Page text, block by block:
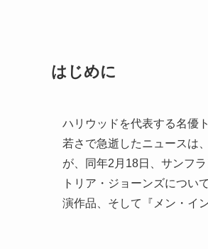
はじめに
ハリウッドを代表する名優
若さで急逝したニュースは
が、同年2月18日、サンフ
トリア・ジョーンズについ
演作品、そして『メン・イ